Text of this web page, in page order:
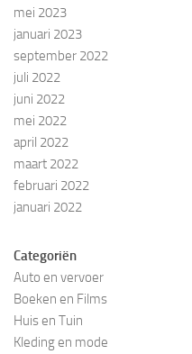
mei 2023
januari 2023
september 2022
juli 2022
juni 2022
mei 2022
april 2022
maart 2022
februari 2022
januari 2022
Categoriën
Auto en vervoer
Boeken en Films
Huis en Tuin
Kleding en mode